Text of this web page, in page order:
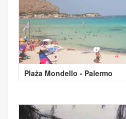
Plaża Mondello - Palermo